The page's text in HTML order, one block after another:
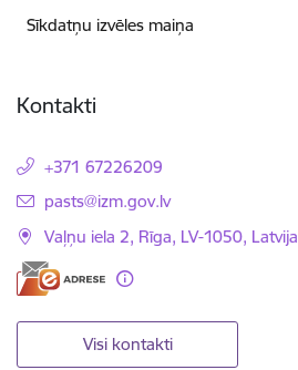
Sīkdatņu izvēles maiņa
Kontakti
+371 67226209
E-pasts:
pasts@izm.gov.lv
Vaļņu iela 2, Rīga, LV-1050, Latvija
Visi kontakti